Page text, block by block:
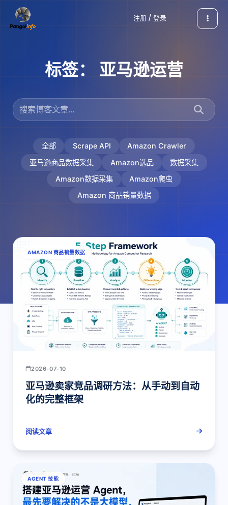
注册 / 登录
标签： 亚马逊运营
全部 Scrape API
Amazon Crawler
亚马逊商品数据采集
Amazon选品
数据采集
Amazon数据采集
Amazon爬虫
Amazon 商品销量数据
AMAZON 商品销量数据
2026-07-10
亚马逊卖家竞品调研方法：从手动到自动
化的完整框架
阅读文章
AGENT 技能